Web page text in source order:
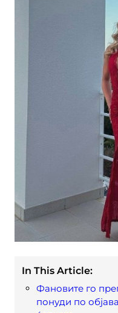
In This Article:
Фановите го
понуди по